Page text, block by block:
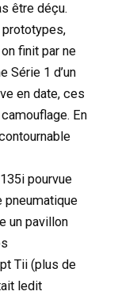
être déçu.
finit par ne
Série 1 d’un
en date, ces
En
pourvue
pneumatique
un pavillon
Tii (plus de
ledit